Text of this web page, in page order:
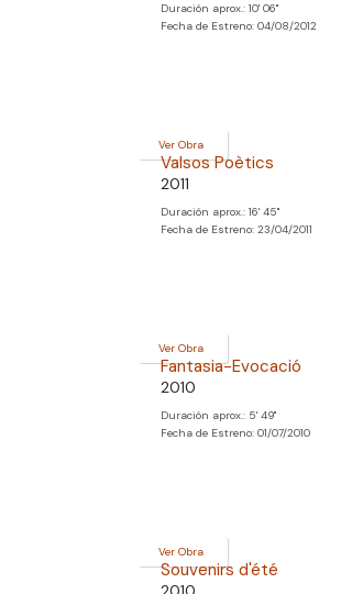
Duración aprox.: 10' 06''
Fecha de Estreno: 04/08/2012
Ver Obra
Valsos Poètics
2011
Duración aprox.: 16' 45''
Fecha de Estreno: 23/04/2011
Ver Obra
Fantasia-Evocació
2010
Duración aprox.: 5' 49''
Fecha de Estreno: 01/07/2010
Ver Obra
Souvenirs d'été